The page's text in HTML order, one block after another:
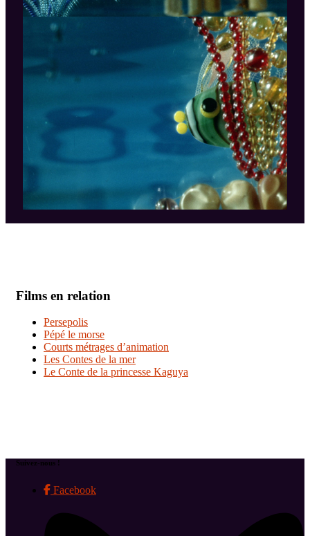
Films en relation
Persepolis
Pépé le morse
Courts métrages d’animation
Les Contes de la mer
Le Conte de la princesse Kaguya
Suivez-nous !
Facebook